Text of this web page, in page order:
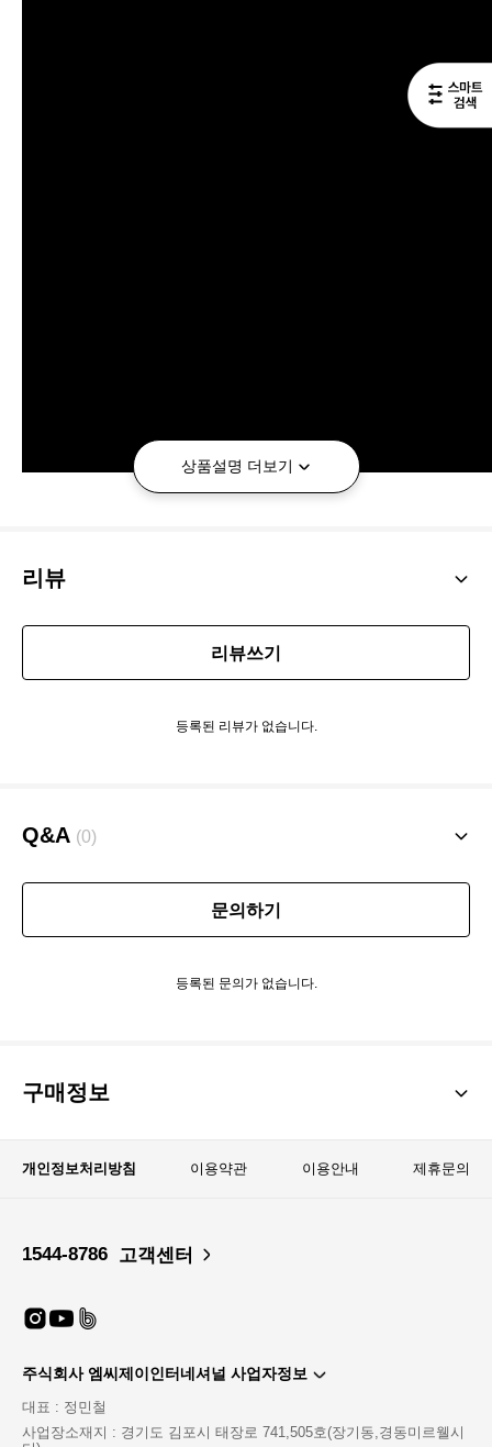
상품설명 더보기
리뷰
리뷰쓰기
등록된 리뷰가 없습니다.
Q&A (0)
문의하기
등록된 문의가 없습니다.
구매정보
개인정보처리방침 이용약관 이용안내 제휴문의
1544-8786 고객센터
주식회사 엠씨제이인터네셔널 사업자정보
대표 : 정민철
사업장소재지 : 경기도 김포시 태장로 741,505호(장기동,경동미르웰시